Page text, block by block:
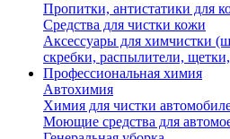
Пропитки, антистатики для
Средства для чистки кожи
Аксессуары для химчистки
скребки, распылители,
Профессиональная химия
Автохимия
Химия для чистки
Моющие средства для